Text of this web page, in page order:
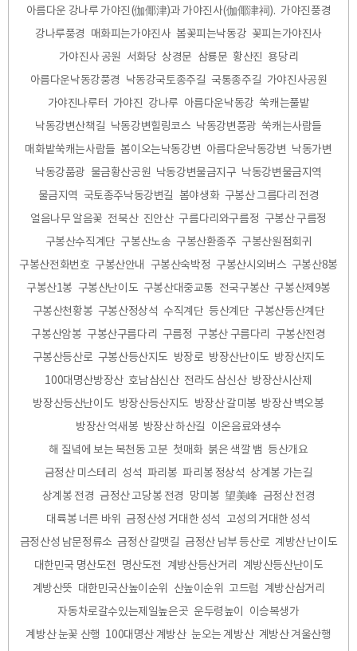
아름다운 강나루 가야진(伽倻津)과 가야진사(伽倻津祠). 가야진풍경
강나루풍경
매화피는가야진사 봄꽃피는낙동강 꽃피는가야진사
가야진사 공원
서화당 상경문 삼룡문 황산진 용당리
아름다운낙동강풍경
낙동강국토종주길 국통종주길 가야진사공원
가야진나루터
가야진 강나루 아름다운낙동강 쑥캐는풀밭
낙동강변산책길 낙동강변힐링코스 낙동강변풍광 쑥캐는사람들
매화밭쑥캐는사람들 봄이오는낙동강변 아름다운낙동강변 낙동가변
낙동강품광 물금황산공원 낙동강변물금지구 낙동강변물금지역
물금지역 국토종주낙동강변길 봄야생화 구봉산 그름다리 전경
얼음나무 알음꽃 전북산 진안산 구름다리와구름정 구봉산 구름정
구봉산수직계단 구봉산노송 구봉산환종주 구봉산원점회귀
구봉산전화번호 구봉산안내 구봉산숙박정 구봉산시외버스 구봉산8봉
구봉산1봉 구봉산난이도 구봉산대중교통 전국구봉산 구봉산제9봉
구봉산천황봉 구봉산정상석 수직계단 등산계단 구봉산등산계단
구봉산암봉 구봉산구름다리 구름정 구봉산 구름다리
구봉산전경
구봉산등산로 구봉산등산지도 방장로 방장산난이도 방장산지도
100대명산방장산 호남삼신산 전라도 삼신산 방장산시산제
방장산등산난이도 방장산등산지도 방장산 갈미봉 방장산 벽오봉
방장산 억새봉 방장산 하산길
이온음료와생수
해 질녘에 보는 복천동 고분 첫매화 붉은 색깔 뱀 등산개요
금정산 미스테리
성석 파리봉 파리봉 정상석 상계봉 가는길
상계봉 전경 금정산 고당봉 전경 망미봉 望美峰 금정산 전경
대륙봉 너른 바위 금정산성 거대한 성석 고성의 거대한 성석
금정산성 남문정류소 금정산 갈맷길 금정산 남부 등산로 계방산 난이도
대한민국 명산도전
명산도전 계방산등산거리
계방산등산난이도
계방산뜻 대한민국산높이순위 산높이순위 고드럼
계방산삼거리
자동차로갈수있는제일높은곳 운두령높이
이승복생가
계방산 눈꽃 산행 100대명산 계방산 눈오는 계방산 계방산 겨울산행